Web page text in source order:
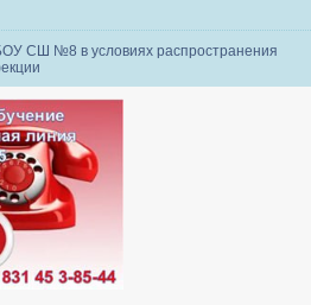
СШ №8 в условиях распространения